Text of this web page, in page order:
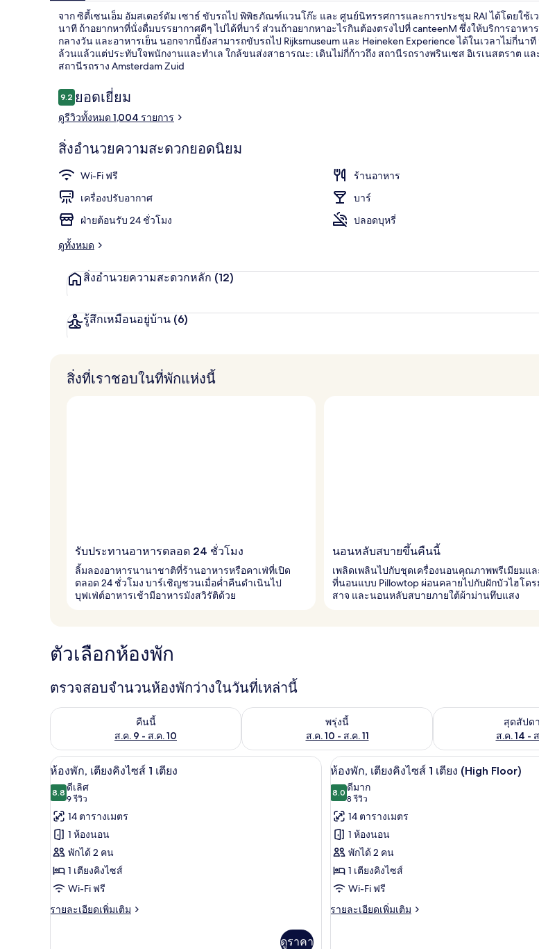
จาก ซิตี้เซนเอ็ม อัมสเตอร์ดัม เซาธ์ ขับรถไป พิพิธภัณฑ์แวนโก๊ะ และ ศูนย์นิทรรศการและการประชุม RAI ได้โดยใช้เว
นาที ถ้าอยากหาที่นั่งดื่มบรรยากาศดีๆ ไปได้ที่บาร์ ส่วนถ้าอยากหาอะไรกินต้องตรงไปที่ canteenM ซึ่งให้บริการอาหา
กลางวัน และอาหารเย็น นอกจากนี้ยังสามารถขับรถไป Rijksmuseum และ Heineken Experience ได้ในเวลาไม่กี่นา
ล้วนแล้วแต่ประทับใจพนักงานและทำเล ใกล้ขนส่งสาธารณะ: เดินไม่กี่ก้าวถึง สถานีรถรางพรินเซส อิเรเนสตราต แล
สถานีรถราง Amsterdam Zuid
รีวิว
9.29.2 จาก 10
ยอดเยี่ยม
ดูรีวิวทั้งหมด 1,004 รายการ
สิ่งอำนวยความสะดวกยอดนิยม
Wi-Fi ฟรี
ร้านอาหาร
เครื่องปรับอากาศ
บาร์
ฝ่ายต้อนรับ 24 ชั่วโมง
ปลอดบุหรี่
ดูทั้งหมด
สิ่งอำนวยความสะดวกหลัก (12)
รู้สึกเหมือนอยู่บ้าน (6)
สิ่งที่เราชอบในที่พักแห่งนี้
รับประทานอาหารตลอด 24 ชั่วโมง
ลิ้มลองอาหารนานาชาติที่ร้านอาหารหรือคาเฟ่ที่เปิด
ตลอด 24 ชั่วโมง บาร์เชิญชวนเมื่อค่ำคืนดำเนินไป
บุฟเฟ่ต์อาหารเช้ามีอาหารมังสวิรัติด้วย
นอนหลับสบายขึ้นคืนนี้
เพลิดเพลินไปกับชุดเครื่องนอนคุณภาพพรีเมียมแล
ที่นอนแบบ Pillowtop ผ่อนคลายไปกับฝักบัวไฮโด
สาจ และนอนหลับสบายภายใต้ผ้าม่านทึบแสง
ตัวเลือกห้องพัก
ตรวจสอบจำนวนห้องพักว่างในวันที่เหล่านี้
คืนนี้
ส.ค. 9 - ส.ค. 10
ตรวจสอบจำนวนห้องพักว่างในคืนนี้ ส.ค. 9 - ส.ค. 10
พรุ่งนี้
ส.ค. 10 - ส.ค. 11
ตรวจสอบจำนวนห้องพักว่างในพรุ่งนี้ ส.ค. 10 - ส.ค. 11
สุดสัปด
ส.ค. 14 -
ตรวจสอบจำนวนห้อง
เปิด
ภาพถ่าย
ทั้งหมด
ของ
ห้อง
พัก,
เตียง
คิง
เครื่องนอนระดับพรีเมียม, เตียงพร้อมฟูกเสริมที่นอน, ตู้นิรภัยในห้องพัก
11
ห้องพัก, เตียงคิงไซส์ 1 เตียง
8.88.8 จาก 10
ดีเลิศ
9 รีวิว
(9
รีวิว)
14 ตารางเมตร
1 ห้องนอน
พักได้ 2 คน
1 เตียงคิงไซส์
Wi-Fi ฟรี
รายละเอียดเพิ่มเติม
ราย
ดูราคา
เปิด
ภาพถ่าย
ทั้งหมด
ของ
ห้อง
พัก,
เตียง
คิง
เครื่องนอนระดับ
11
ห้องพัก, เตียงคิงไซส์ 1 เตียง (High Floor)
8.08.0 จาก 10
ดีมาก
8 รีวิว
(8
รีวิว)
14 ตารางเมตร
1 ห้องนอน
พักได้ 2 คน
1 เตียงคิงไซส์
Wi-Fi ฟรี
รายละเอียดเพิ่มเติม
ราย